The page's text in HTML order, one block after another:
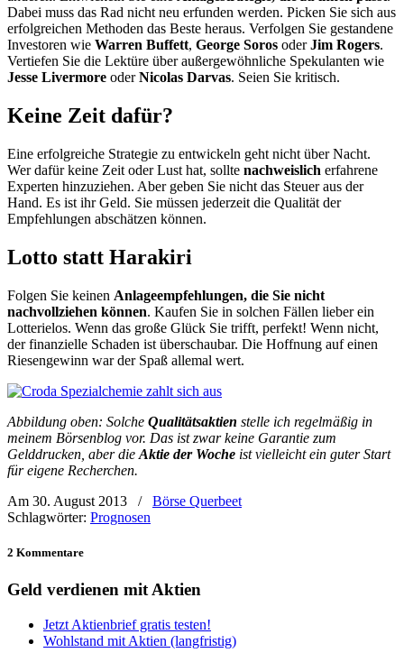
Dabei muss das Rad nicht neu erfunden werden. Picken Sie sich aus
erfolgreichen Methoden das Beste heraus. Verfolgen Sie gestandene
Investoren wie Warren Buffett, George Soros oderJim Rogers.
Vertiefen Sie die Lektüre über außergewöhnliche Spekulanten wie
Jesse Livermore oderNicolas Darvas. Seien Sie kritisch.
Keine Zeit dafür?
Eine erfolgreiche Strategie zu entwickeln geht nicht über Nacht.
Wer dafür keine Zeit oder Lust hat, sollte nachweislich erfahrene
Experten hinzuziehen. Aber geben Sie nicht das Steuer aus der
Hand. Es ist ihr Geld. Sie müssen jederzeit die Qualität der
Empfehlungen abschätzen können.
Lotto statt Harakiri
Folgen Sie keinen Anlageempfehlungen, die Sie nicht
nachvollziehen können. Kaufen Sie in solchen Fällen lieber ein
Lotterielos. Wenn das große Glück Sie trifft, perfekt! Wenn nicht,
der finanzielle Schaden ist überschaubar. Die Hoffnung auf einen
Riesengewinn war der Spaß allemal wert.
Abbildung oben: Solche Qualitätsaktien stelle ich regelmäßig in
meinem Börsenblog vor. Das ist zwar keine Garantie zum
Gelddrucken, aber die Aktie der Woche ist vielleicht ein guter Start
für eigene Recherchen.
Am 30. August 2013
/
Börse Querbeet
Schlagwörter: Prognosen
2 Kommentare
Geld verdienen mit Aktien
Jetzt Aktienbrief gratis testen!
Wohlstand mit Aktien (langfristig)